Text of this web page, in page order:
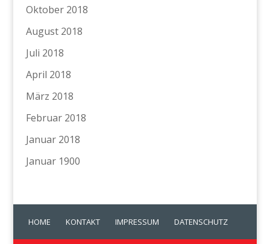
Oktober 2018
August 2018
Juli 2018
April 2018
März 2018
Februar 2018
Januar 2018
Januar 1900
HOME KONTAKT IMPRESSUM DATENSCHUTZ